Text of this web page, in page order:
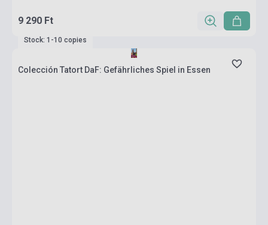
9 290 Ft
Stock: 1-10 copies
Colección Tatort DaF: Gefährliches Spiel in Essen